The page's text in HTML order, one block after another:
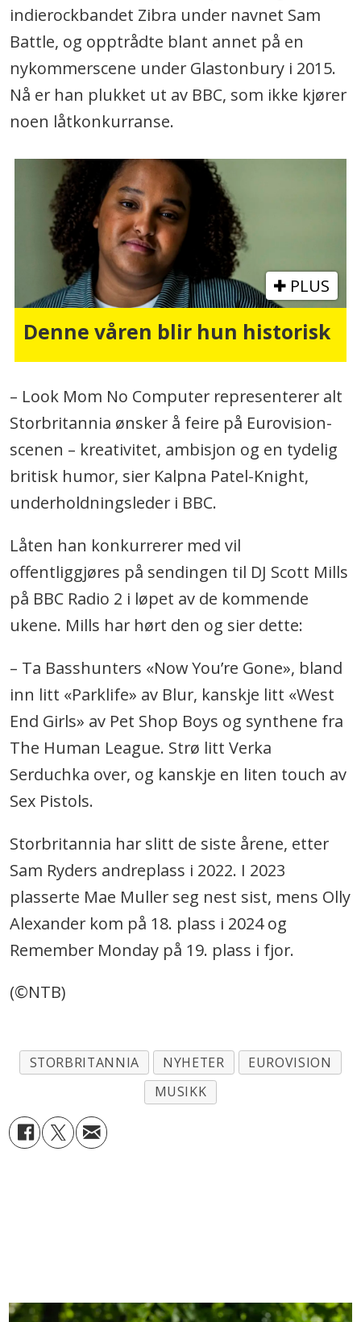
indierockbandet Zibra under navnet Sam
Battle, og opptrådte blant annet på en
nykommerscene under Glastonbury i 2015.
Nå er han plukket ut av BBC, som ikke kjører
noen låtkonkurranse.
PLUS
Denne våren blir hun historisk
– Look Mom No Computer representerer alt
Storbritannia ønsker å feire på Eurovision-
scenen – kreativitet, ambisjon og en tydelig
britisk humor, sier Kalpna Patel-Knight,
underholdningsleder i BBC.
Låten han konkurrerer med vil
offentliggjøres på sendingen til DJ Scott Mills
på BBC Radio 2 i løpet av de kommende
ukene. Mills har hørt den og sier dette:
– Ta Basshunters «Now You’re Gone», bland
inn litt «Parklife» av Blur, kanskje litt «West
End Girls» av Pet Shop Boys og synthene fra
The Human League. Strø litt Verka
Serduchka over, og kanskje en liten touch av
Sex Pistols.
Storbritannia har slitt de siste årene, etter
Sam Ryders andreplass i 2022. I 2023
plasserte Mae Muller seg nest sist, mens Olly
Alexander kom på 18. plass i 2024 og
Remember Monday på 19. plass i fjor.
(©NTB)
STORBRITANNIA NYHETER
EUROVISION
MUSIKK